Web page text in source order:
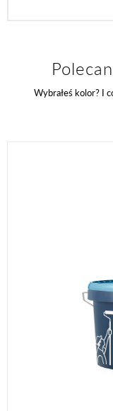
Wybrałeś kolor? I